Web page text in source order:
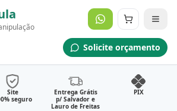
Solicite orçamento
Médica
Orçamento Agora
Site
seguro
Entrega Grátis
p/ Salvador e
Lauro de Freitas
PIX